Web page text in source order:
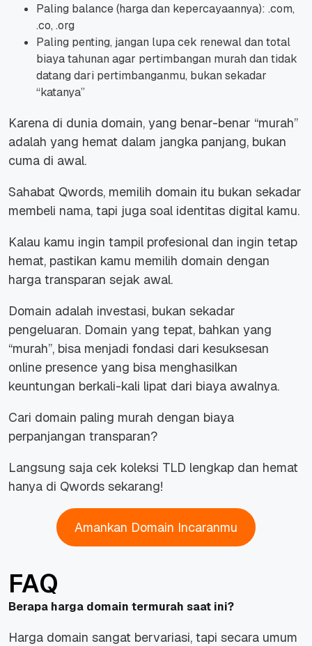
Paling balance (harga dan kepercayaannya): .com,
.co, .org
Paling penting, jangan lupa cek renewal dan total
biaya tahunan agar pertimbangan murah dan tidak
datang dari pertimbanganmu, bukan sekadar
“katanya”
Karena di dunia domain, yang benar-benar “murah”
adalah yang hemat dalam jangka panjang, bukan
cuma di awal.
Sahabat Qwords, memilih domain itu bukan sekadar
membeli nama, tapi juga soal identitas digital kamu.
Kalau kamu ingin tampil profesional dan ingin tetap
hemat, pastikan kamu memilih domain dengan
harga transparan sejak awal.
Domain adalah investasi, bukan sekadar
pengeluaran. Domain yang tepat, bahkan yang
“murah”, bisa menjadi fondasi dari kesuksesan
online presence yang bisa menghasilkan
keuntungan berkali-kali lipat dari biaya awalnya.
Cari domain paling murah dengan biaya
perpanjangan transparan?
Langsung saja cek koleksi TLD lengkap dan hemat
hanya di Qwords sekarang!
Amankan Domain Incaranmu
FAQ
Berapa harga domain termurah saat ini?
Harga domain sangat bervariasi, tapi secara umum